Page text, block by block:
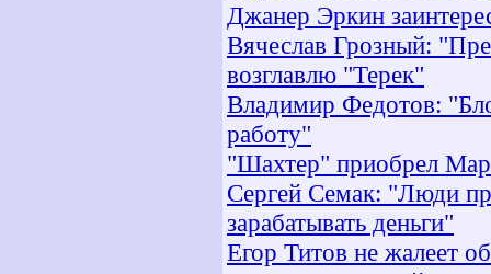
Джанер Эркин
Вячеслав Грозный:
возглавлю "Терек"
Владимир Федотов:
работу"
"Шахтер" приобрел
Сергей Семак: "Люди
зарабатывать деньги"
Егор Титов не жалеет